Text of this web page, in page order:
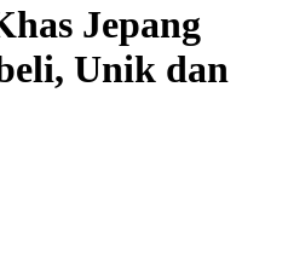
Jepang
Unik dan